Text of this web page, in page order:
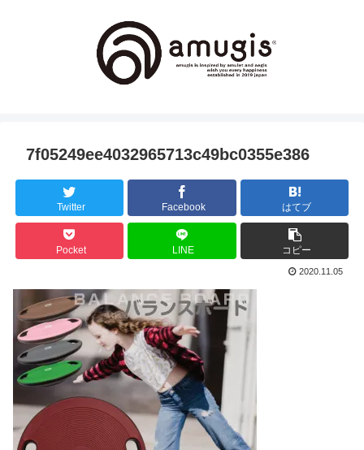
7f05249ee4032965713c49bc0355e386
Twitter Facebook はてブ
Pocket LINE コピー
2020.11.05